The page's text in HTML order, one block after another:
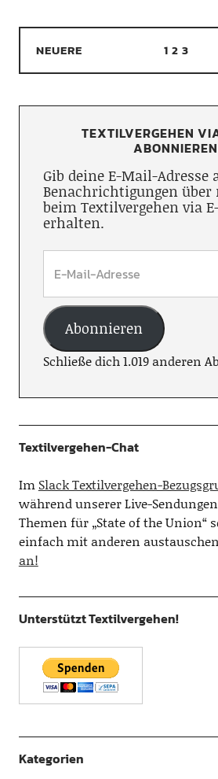
NEUERE 1 2 3
TEXTILVERGEHEN
ABONNIEREN
Gib deine E-Mail-Adresse
Benachrichtigungen über
beim Textilvergehen via
erhalten.
Abonnieren
Schließe dich 1.019 anderen
Textilvergehen-Chat
Im Slack Textilvergehen-
während unserer Live-
Themen für „State of the Union“
einfach mit anderen
an!
Unterstützt Textilvergehen!
Kategorien